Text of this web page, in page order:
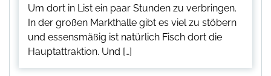
Um dort in List ein paar Stunden zu verbringen.
In der großen Markthalle gibt es viel zu stöbern
und essensmäßig ist natürlich Fisch dort die
Hauptattraktion. Und […]